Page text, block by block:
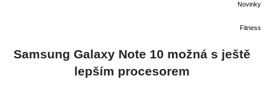
Novinky
Fitness
Samsung Galaxy Note 10 možná s ještě
lepším procesorem